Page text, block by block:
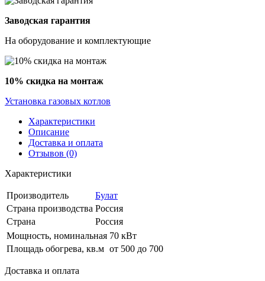
Заводская гарантия
На оборудование и комплектующие
10% скидка на монтаж
Установка газовых котлов
Характеристики
Описание
Доставка и оплата
Отзывов (0)
Характеристики
Производитель
Булат
Страна производства Россия
Страна
Россия
Мощность, номинальная 70 кВт
Площадь обогрева, кв.м от 500 до 700
Доставка и оплата